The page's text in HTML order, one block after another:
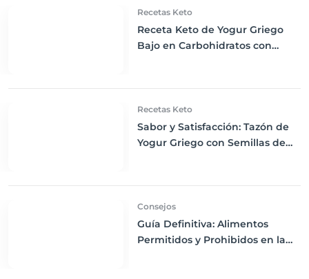
Recetas Keto
Receta Keto de Yogur Griego
Bajo en Carbohidratos con
Recetas Keto
Sabor y Satisfacción: Tazón de
Yogur Griego con Semillas de
Consejos
Guía Definitiva: Alimentos
Permitidos y Prohibidos en la